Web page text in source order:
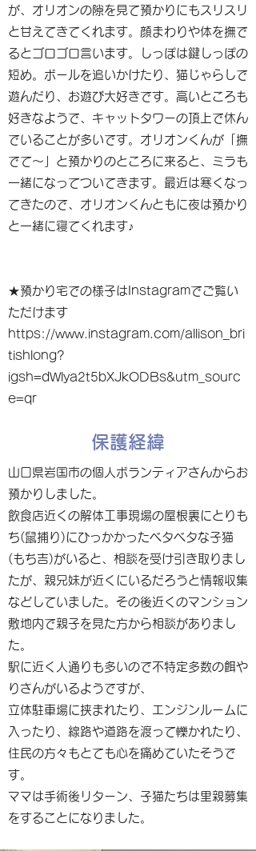
が、オリオンの隙を見て預かりにもスリスリ
と甘えてきてくれます。顔まわりや体を撫で
るとゴロゴロ言います。しっぽは鍵しっぽの
短め。ボールを追いかけたり、猫じゃらしで
遊んだり、お遊び大好きです。高いところも
好きなようで、キャットタワーの頂上で休ん
でいることが多いです。オリオンくんが「撫
でて〜」と預かりのところに来ると、ミラも
一緒になってついてきます。最近は寒くなっ
てきたので、オリオンくんともに夜は預かり
と一緒に寝てくれます♪
★預かり宅での様子はInstagramでご覧い
ただけます
https://www.instagram.com/allison_bri
tishlong?
igsh=dWlya2t5bXJkODBs&utm_sourc
e=qr
保護経緯
山口県岩国市の個人ボランティアさんからお
預かりしました。
飲食店近くの解体工事現場の屋根裏にとりも
ち(鼠捕り)にひっかかったベタベタな子猫
(もち吉)がいると、相談を受け引き取りまし
たが、親兄妹が近くにいるだろうと情報収集
などしていました。その後近くのマンション
敷地内で親子を見た方から相談がありまし
た。
駅に近く人通りも多いので不特定多数の餌や
りさんがいるようですが、
立体駐車場に挟まれたり、エンジンルームに
入ったり、線路や道路を渡って轢かれたり、
住民の方々もとても心を痛めていたそうで
す。
ママは手術後リターン、子猫たちは里親募集
をすることになりました。